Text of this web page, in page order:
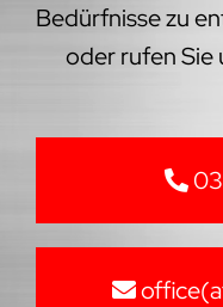
Bedürfnisse zu
oder rufen Sie